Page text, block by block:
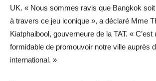
UK. « Nous sommes ravis que Bangkok soit
à travers ce jeu iconique », a déclaré Mme
Kiatphaibool, gouverneure de la TAT. « C’est
formidable de promouvoir notre ville auprès
international. »